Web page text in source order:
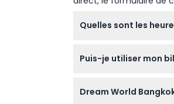
Quelles sont les
modifications —
Puis-je utiliser mon
Bateau Vélo, Bump
Dream World